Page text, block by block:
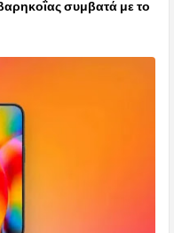
συμβατά με το